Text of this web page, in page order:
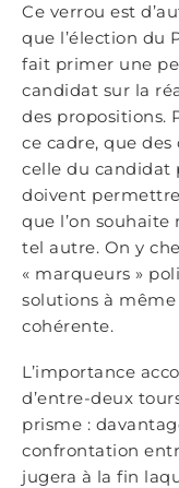
Ce verrou est
que l’élection du
fait primer une
candidat sur la
des propositions.
ce cadre, que
celle du candidat
doivent
que l’on
tel autre. On y
« marqueurs »
solutions à
cohérente.
L’importance
d’entre-deux
prisme :
confrontation
jugera à la fin